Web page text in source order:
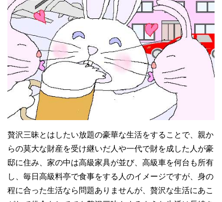
贅沢三昧とはしたい放題の豪華な生活をすることで、親か
らの莫大な財産を受け継いだ人や一代で財を成した人が豪
邸に住み、家の中は高級家具が並び、高級車を何台も所有
し、毎日高級料亭で食事をする人のイメージですが、身の
程に合った生活なら問題ありませんが、贅沢な生活にあこ